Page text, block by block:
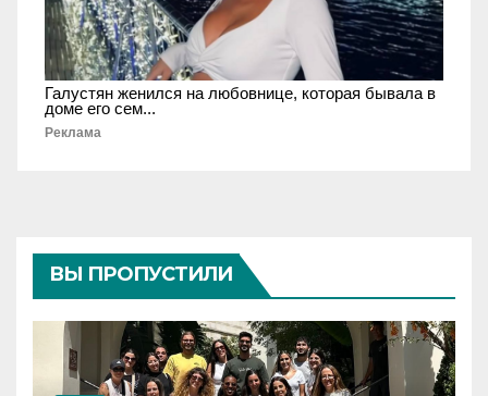
Галустян женился на любовнице, которая бывала в
доме его сем...
Реклама
ВЫ ПРОПУСТИЛИ